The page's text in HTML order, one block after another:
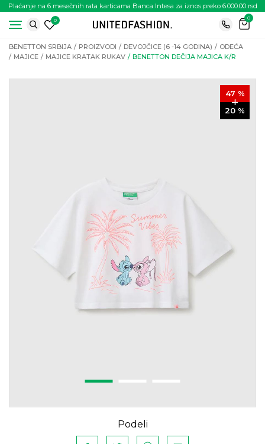
Plaćanje na 6 mesečnih rata karticama Banca Intesa za iznos preko 6.000.00 rsd
0
0
BENETTON SRBIJA PROIZVODI DEVOJČICE (6 -14 GODINA)
ODEĆA
MAJICE
MAJICE KRATAK RUKAV BENETTON DEČIJA MAJICA K/R
47 %
20 %
Podeli